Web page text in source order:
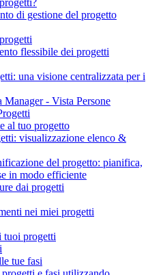
di gestione del progetto
flessibile dei progetti
una visione centralizzata per i
- Vista Persone
al tuo progetto
visualizzazione elenco &
del progetto: pianifica,
in modo efficiente
dai progetti
nei miei progetti
tuoi progetti
tue fasi